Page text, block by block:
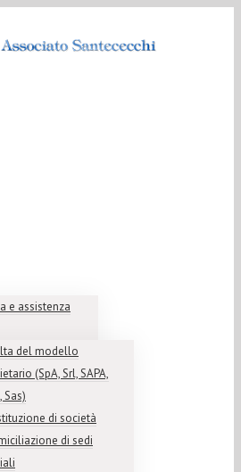
e assistenza
del modello
(SpA, Srl, SAPA,
Sas)
di società
di sedi